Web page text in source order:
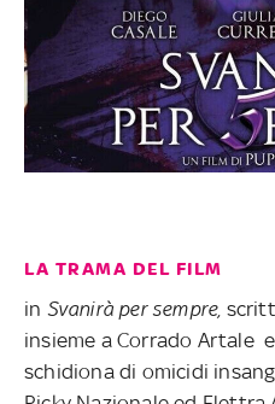
LA TRAMA DEL FILM
in Svanirà per sempre,
insieme a Corrado Artale
schidiona di omicidi